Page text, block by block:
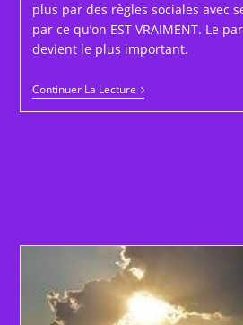
plus par des règles sociales avec
par ce qu’on EST VRAIMENT. Le
devient le plus important.
Continuer La LectureJupiter
Reprend